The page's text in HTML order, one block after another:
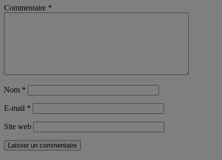
Commentaire *
Nom *
E-mail *
Site web
Laisser un commentaire